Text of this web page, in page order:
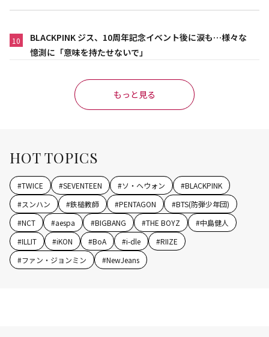
10
BLACKPINK ジス、10周年記念イベント後に涙も…様々な
憶測に「意味を持たせないで」
もっと見る
HOT TOPICS
#TWICE #SEVENTEEN #ソ・ヘウォン #BLACKPINK
#スンハン #鉄槌教師 #PENTAGON #BTS(防弾少年団)
#NCT #aespa #BIGBANG #THE BOYZ #中島健人
#ILLIT #iKON #BoA #i-dle #RIIZE
#ファン・ジョンミン #NewJeans